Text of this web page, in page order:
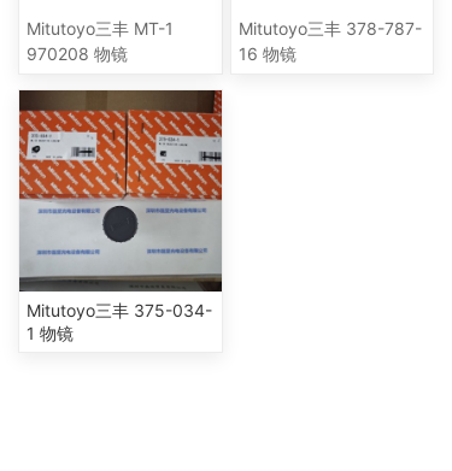
Mitutoyo三丰 MT-1
970208 物镜
Mitutoyo三丰 378-787-
16 物镜
Mitutoyo三丰 375-034-
1 物镜